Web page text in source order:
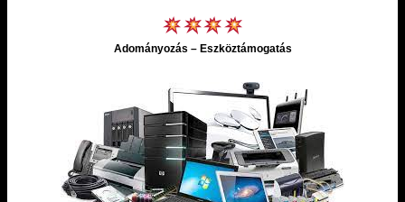
Adományozás – Eszköztámogatás